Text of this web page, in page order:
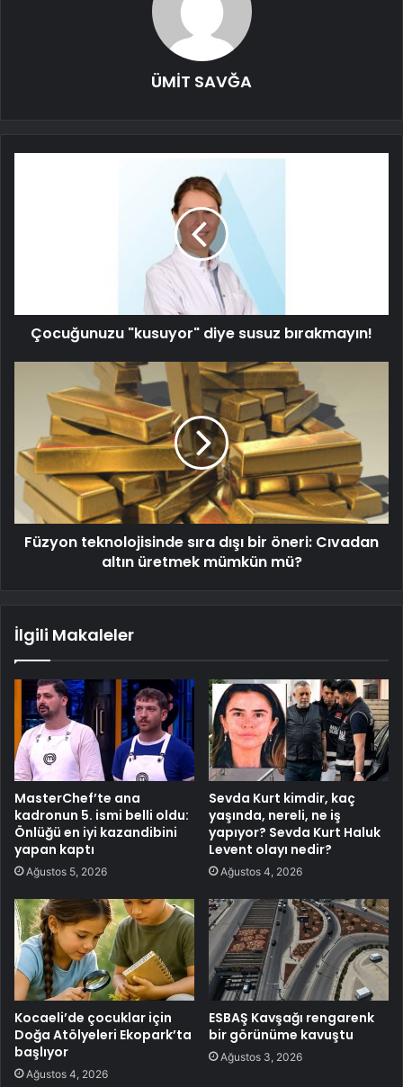
ÜMİT SAVĞA
Çocuğunuzu "kusuyor" diye susuz bırakmayın!
Füzyon teknolojisinde sıra dışı bir öneri: Cıvadan
altın üretmek mümkün mü?
İlgili Makaleler
MasterChef’te ana
kadronun 5. ismi belli oldu:
Önlüğü en iyi kazandibini
yapan kaptı
Ağustos 5, 2026
Sevda Kurt kimdir, kaç
yaşında, nereli, ne iş
yapıyor? Sevda Kurt Haluk
Levent olayı nedir?
Ağustos 4, 2026
Kocaeli’de çocuklar için
Doğa Atölyeleri Ekopark’ta
başlıyor
Ağustos 4, 2026
ESBAŞ Kavşağı rengarenk
bir görünüme kavuştu
Ağustos 3, 2026